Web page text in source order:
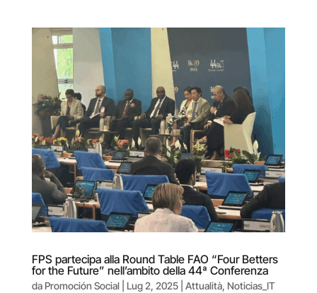
FPS partecipa alla Round Table FAO “Four Betters
for the Future” nell’ambito della 44ª Conferenza
daPromoción Social| Lug 2, 2025| Attualità, Noticias_IT